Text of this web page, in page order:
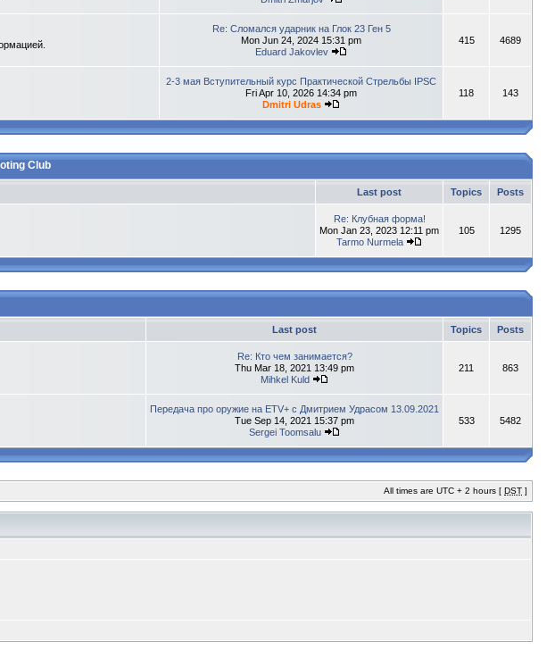
Re: Сломался ударник на Глок 23 Ген 5
Mon Jun 24, 2024 15:31 pm
Eduard Jakovlev
415 4689
2-3 мая Вступительный курс Практической Стрельбы IPSC
Fri Apr 10, 2026 14:34 pm
Dmitri Udras
118 143
Club
Last post Topics Posts
Re: Клубная форма!
Mon Jan 23, 2023 12:11 pm
Tarmo Nurmela
105 1295
Last post Topics Posts
Re: Кто чем занимается?
Thu Mar 18, 2021 13:49 pm
Mihkel Kuld
211 863
Передача про оружие на ETV+ с Дмитрием Удрасом 13.09.2021
Tue Sep 14, 2021 15:37 pm
Sergei Toomsalu
533 5482
All times are UTC + 2 hours [ DST ]